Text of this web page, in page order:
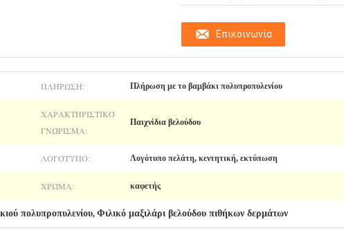
Επικοινωνία
ΠΛΉΡΩΣΗ: Πλήρωση με το βαμβάκι πολυπροπυλενίου
ΧΑΡΑΚΤΗΡΙΣΤΙΚΌ
ΓΝΏΡΙΣΜΑ:
Παιχνίδια βελούδου
ΛΟΓΌΤΥΠΟ: Λογότυπο πελάτη, κεντητική, εκτύπωση
ΧΡΏΜΑ: καφετής
πολυπροπυλενίου, Φιλικό μαξιλάρι βελούδου πιθήκων δερμάτων